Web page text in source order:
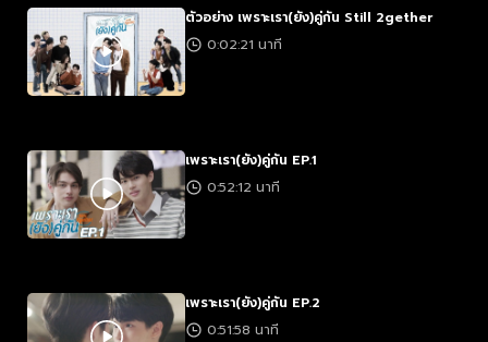
ตัวอย่าง เพราะเรา(ยัง)คู่กัน Still 2gether
0:02:21 นาที
เพราะเรา(ยัง)คู่กัน EP.1
0:52:12 นาที
เพราะเรา(ยัง)คู่กัน EP.2
0:51:58 นาที